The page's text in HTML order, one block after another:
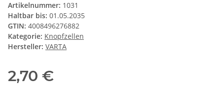
Artikelnummer: 1031
Haltbar bis: 01.05.2035
GTIN: 4008496276882
Kategorie: Knopfzellen
Hersteller: VARTA
2,70 €